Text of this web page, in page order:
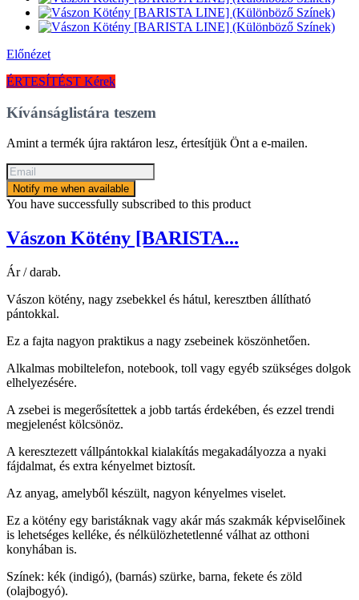
Előnézet
ÉRTESÍTÉST Kérek
Kívánságlistára teszem
Amint a termék újra raktáron lesz, értesítjük Önt a e-mailen.
Notify me when available
You have successfully subscribed to this product
Vászon Kötény [BARISTA...
Ár / darab.
Vászon kötény, nagy zsebekkel és hátul, keresztben állítható
pántokkal.
Ez a fajta nagyon praktikus a nagy zsebeinek köszönhetően.
Alkalmas mobiltelefon, notebook, toll vagy egyéb szükséges dolgok
elhelyezésére.
A zsebei is megerősítettek a jobb tartás érdekében, és ezzel trendi
megjelenést kölcsönöz.
A keresztezett vállpántokkal kialakítás megakadályozza a nyaki
fájdalmat, és extra kényelmet biztosít.
Az anyag, amelyből készült, nagyon kényelmes viselet.
Ez a kötény egy baristáknak vagy akár más szakmák képviselőinek
is lehetséges kelléke, és nélkülözhetetlenné válhat az otthoni
konyhában is.
Színek: kék (indigó), (barnás) szürke, barna, fekete és zöld
(olajbogyó).